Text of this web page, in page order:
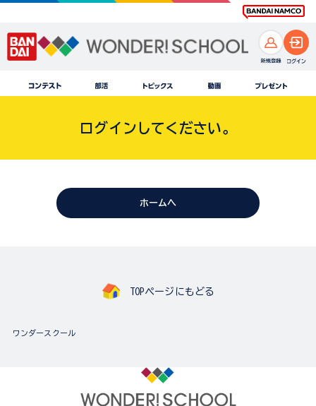
ログインしてください。
ホームへ
TOPページにもどる
ワンダースクール